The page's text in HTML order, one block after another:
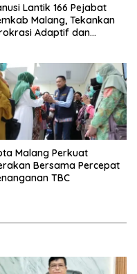
Lantik 166 Pejabat
Malang, Tekankan
Adaptif dan
Malang Perkuat
Bersama Percepat
TBC